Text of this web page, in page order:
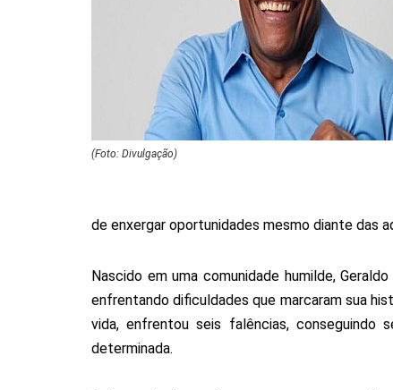
(Foto: Divulgação)
de enxergar oportunidades mesmo diante das
Nascido em uma comunidade humilde,
enfrentando dificuldades que marcaram sua
vida, enfrentou seis falências,
determinada.